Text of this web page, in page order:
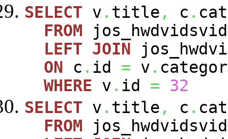
SELECT v . title , c .
FROM
LEFT JOIN
ON c . id = v .
WHERE v . id =
32
SELECT v . title , c .
FROM